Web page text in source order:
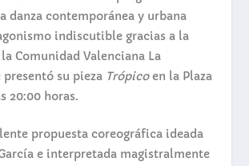
danza contemporánea y urbana
indiscutible gracias a la
Comunidad Valenciana La
su pieza Trópicoen la Plaza
20:00 horas.
propuesta coreográfica ideada
e interpretada magistralmente